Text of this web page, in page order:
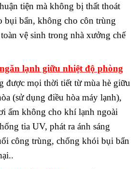
tiện mà không bị thất thoát
bụi bẩn, không cho côn trùng
vệ sinh trong nhà xưởng chế
lạnh giữu nhiệt độ phòng
được mọi thời tiết từ mùa hè giữu
(sử dụng điều hòa máy lạnh),
ấm không cho khí lạnh ngoài
tia UV, phát ra ánh sáng
công trùng, chống khói bụi bẩn